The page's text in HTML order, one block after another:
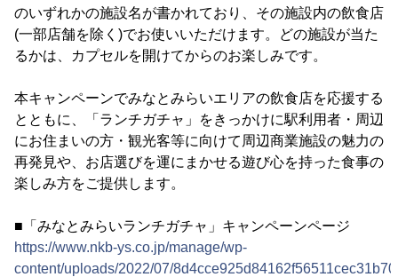
のいずれかの施設名が書かれており、その施設内の飲食店
(一部店舗を除く)でお使いいただけます。どの施設が当た
るかは、カプセルを開けてからのお楽しみです。
本キャンペーンでみなとみらいエリアの飲食店を応援する
とともに、「ランチガチャ」をきっかけに駅利用者・周辺
にお住まいの方・観光客等に向けて周辺商業施設の魅力の
再発見や、お店選びを運にまかせる遊び心を持った食事の
楽しみ方をご提供します。
■「みなとみらいランチガチャ」キャンペーンページ
https://www.nkb-ys.co.jp/manage/wp-
content/uploads/2022/07/